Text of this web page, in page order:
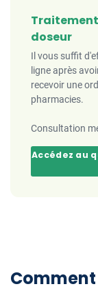
doseur
Il vous suffit
ligne après
recevoir une
pharmacies.
Consultation
Accédez au